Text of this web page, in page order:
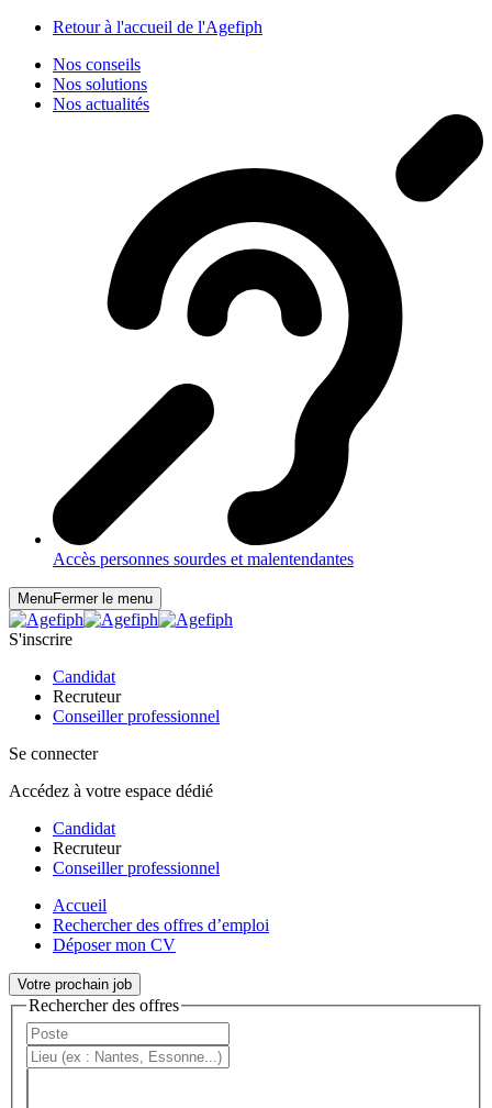
Retour à l'accueil de l'Agefiph
Nos conseils
Nos solutions
Nos actualités
Accès personnes sourdes et malentendantes
MenuFermer le menu
S'inscrire
Candidat
Recruteur
Conseiller professionnel
Se connecter
Accédez à votre espace dédié
Candidat
Recruteur
Conseiller professionnel
Accueil
Rechercher des offres d’emploi
Déposer mon CV
Votre prochain job
Rechercher des offres